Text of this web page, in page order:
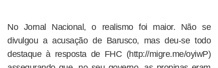
No Jornal Nacional, o realismo foi maior. Não se
divulgou a acusação de Barusco, mas deu-se todo
destaque à resposta de FHC (http://migre.me/oyiwP)